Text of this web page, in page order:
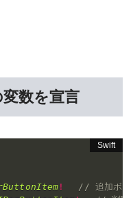
数を宣言
!
// 追加ボタ